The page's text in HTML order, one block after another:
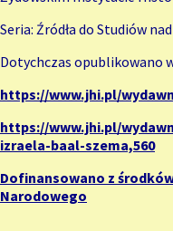
Seria: Źródła do Studiów
Dotychczas opublikowano
https://www.jhi.pl/
https://www.jhi.pl/
izraela-baal-szema,560
Dofinansowano z
Narodowego